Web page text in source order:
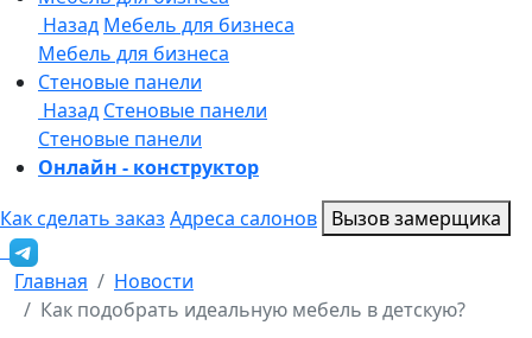
Онлайн - конструктор
Как сделать заказ Адреса салонов Вызов замерщика
Главная
Новости
Как подобрать идеальную мебель в детскую?